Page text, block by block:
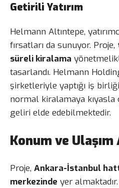
Getirili Yatırım
Helmann Altıntepe,
fırsatları da sunuyor. Proje,
süreli kiralama
tasarlandı. Helmann
şirketleriyle yaptığı iş
normal kiralamaya kıyasla
geliri elde edebilmektedir.
Konum ve Ulaşım
Proje, Ankara-İstanbul
merkezinde yer